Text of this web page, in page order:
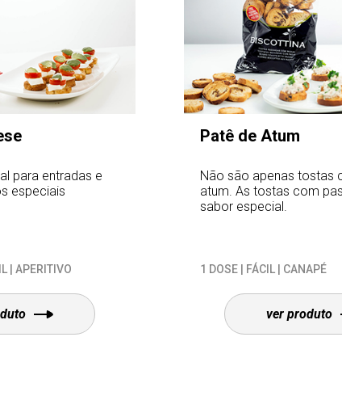
para entradas e
especiais
| APERITIVO
Patê de Atum
Não são apenas tostas
atum. As tostas com
sabor especial.
1 DOSE | FÁCIL | CANAPÉ
ver produto